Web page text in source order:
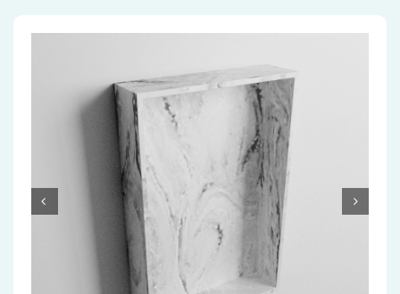
Accessoires
Installatiemateriaal
Klimaatbeheersing